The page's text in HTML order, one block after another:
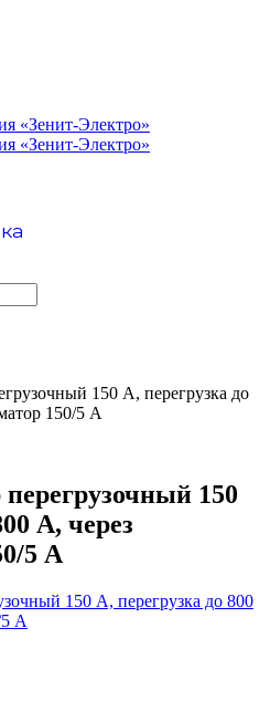
150 А, перегрузка до
150/5 А
150
А, через
5 А